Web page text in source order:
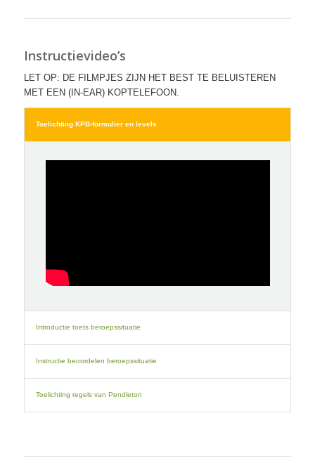
Instructievideo’s
LET OP: DE FILMPJES ZIJN HET BEST TE BELUISTEREN
MET EEN (IN-EAR) KOPTELEFOON.
Toelichting KPB-formulier en levels
Introductie toets beroepssituatie
Instructie beoordelen beroepssituatie
Toelichting regels van Pendleton